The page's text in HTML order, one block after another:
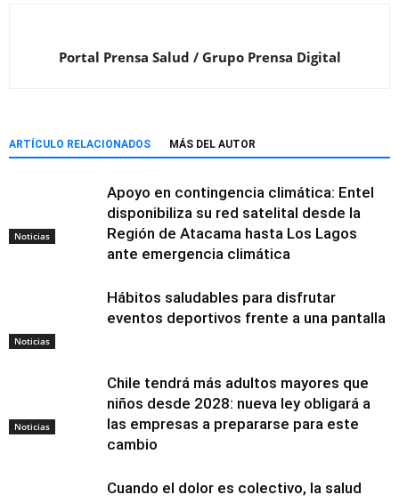
Portal Prensa Salud / Grupo Prensa Digital
ARTÍCULO RELACIONADOS MÁS DEL AUTOR
Noticias
Apoyo en contingencia climática: Entel
disponibiliza su red satelital desde la
Región de Atacama hasta Los Lagos
ante emergencia climática
Noticias
Hábitos saludables para disfrutar
eventos deportivos frente a una pantalla
Noticias
Chile tendrá más adultos mayores que
niños desde 2028: nueva ley obligará a
las empresas a prepararse para este
cambio
Cuando el dolor es colectivo, la salud